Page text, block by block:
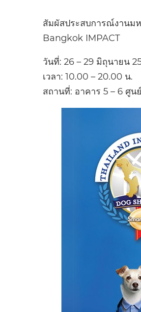
สัมผัสประสบการณ์งานม
Bangkok IMPACT
วันที่: 26 – 29 มิถุนายน
เวลา: 10.00 – 20.00 น.
สถานที่: อาคาร 5 – 6 ศู